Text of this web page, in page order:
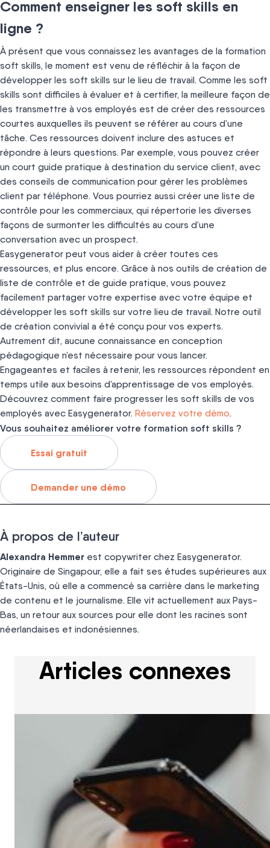
Comment enseigner les soft skills en
ligne ?
À présent que vous connaissez les avantages de la formation
soft skills, le moment est venu de réfléchir à la façon de
développer les soft skills sur le lieu de travail. Comme les soft
skills sont difficiles à évaluer et à certifier, la meilleure façon de
les transmettre à vos employés est de créer des ressources
courtes auxquelles ils peuvent se référer au cours d’une
tâche. Ces ressources doivent inclure des astuces et
répondre à leurs questions. Par exemple, vous pouvez créer
un court guide pratique à destination du service client, avec
des conseils de communication pour gérer les problèmes
client par téléphone. Vous pourriez aussi créer une liste de
contrôle pour les commerciaux, qui répertorie les diverses
façons de surmonter les difficultés au cours d’une
conversation avec un prospect.
Easygenerator peut vous aider à créer toutes ces
ressources, et plus encore. Grâce à nos outils de création de
liste de contrôle et de guide pratique, vous pouvez
facilement partager votre expertise avec votre équipe et
développer les soft skills sur votre lieu de travail. Notre outil
de création convivial a été conçu pour vos experts.
Autrement dit, aucune connaissance en conception
pédagogique n’est nécessaire pour vous lancer.
Engageantes et faciles à retenir, les ressources répondent en
temps utile aux besoins d’apprentissage de vos employés.
Découvrez comment faire progresser les soft skills de vos
employés avec Easygenerator. Réservez votre démo.
Vous souhaitez améliorer votre formation soft skills ?
Essai gratuit
Demander une démo
À propos de l’auteur
Alexandra Hemmer est copywriter chez Easygenerator.
Originaire de Singapour, elle a fait ses études supérieures aux
États-Unis, où elle a commencé sa carrière dans le marketing
de contenu et le journalisme. Elle vit actuellement aux Pays-
Bas, un retour aux sources pour elle dont les racines sont
néerlandaises et indonésiennes.
Articles connexes